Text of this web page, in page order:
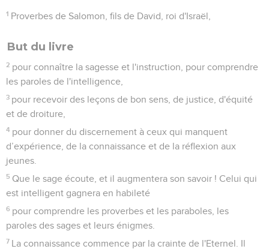
1 Proverbes de Salomon, fils de David, roi d'Israël,
But du livre
2 pour connaître la sagesse et l'instruction, pour comprendre
les paroles de l'intelligence,
3 pour recevoir des leçons de bon sens, de justice, d'équité
et de droiture,
4 pour donner du discernement à ceux qui manquent
d’expérience, de la connaissance et de la réflexion aux
jeunes.
5 Que le sage écoute, et il augmentera son savoir ! Celui qui
est intelligent gagnera en habileté
6 pour comprendre les proverbes et les paraboles, les
paroles des sages et leurs énigmes.
7 La connaissance commence par la crainte de l'Eternel. Il